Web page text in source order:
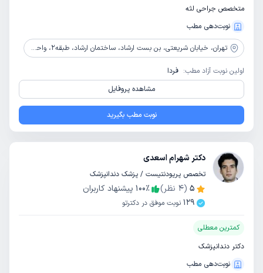
متخصص جراحی لثه
نوبت‌دهی مطب
تهران، خیابان شریعتی، بن بست ارشاد، ساختمان ارشاد، طبقه2، واحد25
اولین نوبت آزاد مطب: فردا
مشاهده پروفایل
نوبت مطب بگیرید
دکتر شهرام اسعدی
تخصص پریودنتیست / پزشک دندانپزشک
5
(
4 نظر) 100٪
پیشنهاد کاربران
129 نوبت موفق در دکترتو
کمترین معطلی
دکتر دندانپزشک
نوبت‌دهی مطب